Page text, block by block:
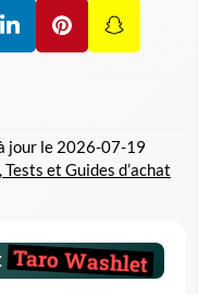
jour le 2026-07-19
et Guides d’achat
Taro Washlet